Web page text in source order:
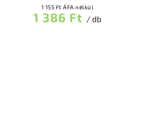
1 155 Ft ÁFA nélkül
1 386 Ft / db